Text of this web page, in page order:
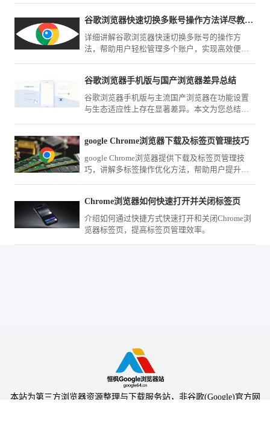
谷歌浏览器快速切换多账号操作方法详尽教程完整分享
详细讲解谷歌浏览器快速切换多账号的操作方
法，帮助用户轻松管理多个账户，实现高效便捷
谷歌浏览器手机版与国产浏览器差异总结
谷歌浏览器手机版与主流国产浏览器在功能设置
与生态适应性上存在显著差异。本文为您总结核
google Chrome浏览器下载及标签页管理技巧
google Chrome浏览器提供下载及标签页管理技
巧，讲解多标签操作优化方法，帮助用户提升浏
Chrome浏览器如何快速打开并关闭标签页
介绍如何通过快捷方式快速打开和关闭Chrome浏
览器标签页，提高标签页管理效率。
本站为第三方浏览器资源整理与下载服务站，非谷歌(Google)官方网